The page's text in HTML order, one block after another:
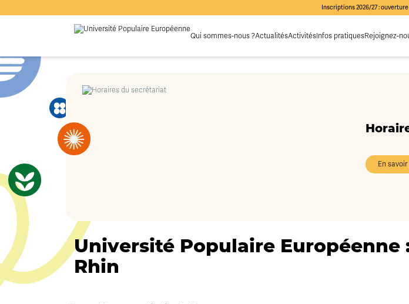
Inscriptions 2026/27 :
Qui sommes-nous ?ActualitésActivitésInfos pratiquesRejoignez-
En
Université Populaire Européenne
Rhin